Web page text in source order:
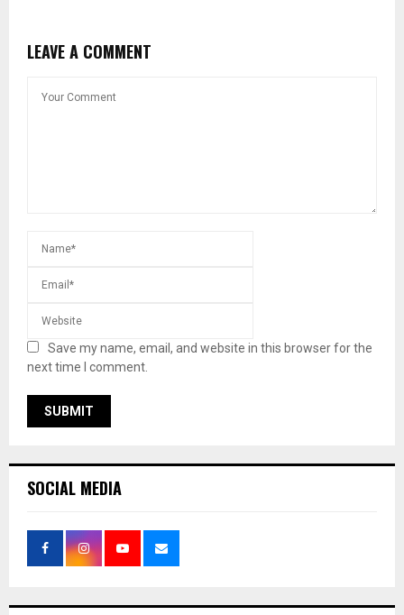
LEAVE A COMMENT
Save my name, email, and website in this browser for the
next time I comment.
SOCIAL MEDIA